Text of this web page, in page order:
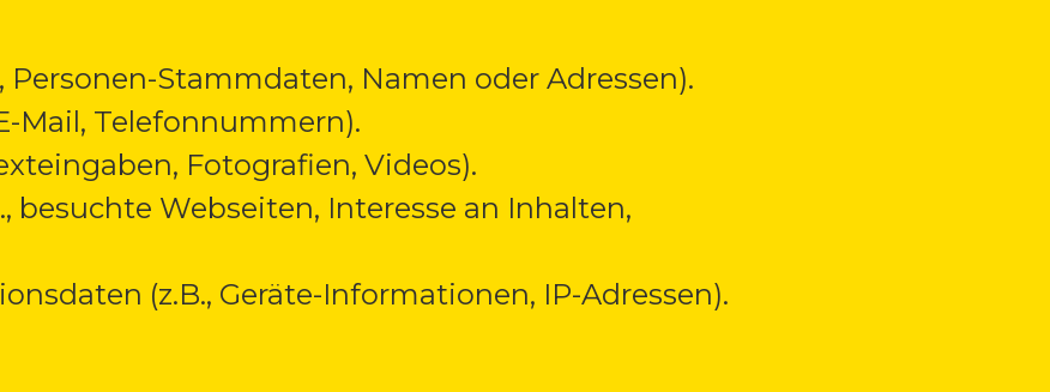
Personen-Stammdaten, Namen oder Adressen).
Mail, Telefonnummern).
Fotografien, Videos).
besuchte Webseiten, Interesse an Inhalten,
(z.B., Geräte-Informationen, IP-Adressen).